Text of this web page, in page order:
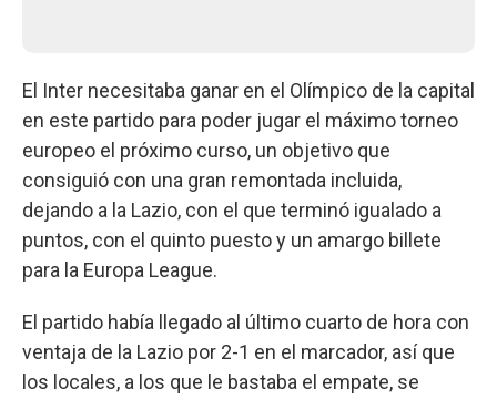
El Inter necesitaba ganar en el Olímpico de la capital
en este partido para poder jugar el máximo torneo
europeo el próximo curso, un objetivo que
consiguió con una gran remontada incluida,
dejando a la Lazio, con el que terminó igualado a
puntos, con el quinto puesto y un amargo billete
para la Europa League.
El partido había llegado al último cuarto de hora con
ventaja de la Lazio por 2-1 en el marcador, así que
los locales, a los que le bastaba el empate, se